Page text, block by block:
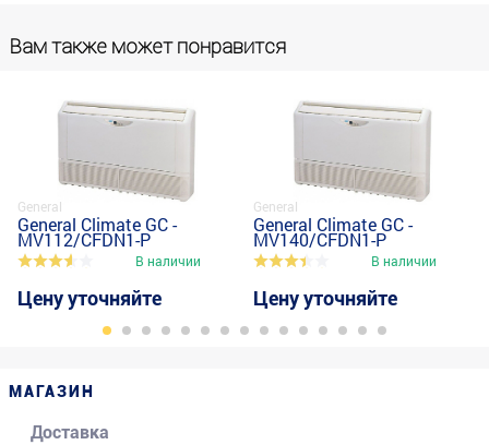
Вам также может понравится
General
General Climate GC -
MV112/CFDN1-P
В наличии
Цену уточняйте
General
General Climate GC -
MV140/CFDN1-P
В наличии
Цену уточняйте
МАГАЗИН
Доставка